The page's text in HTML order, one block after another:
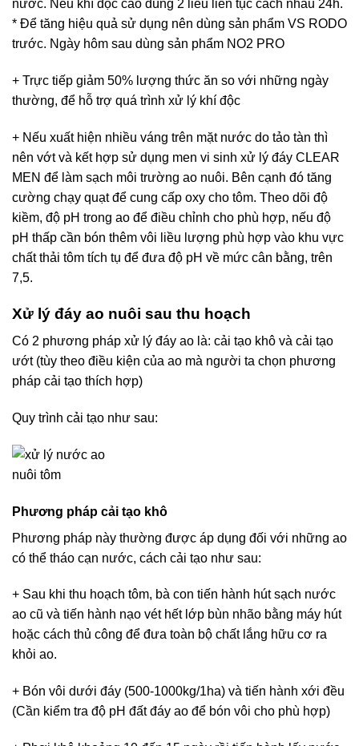
nước. Nếu khí độc cao dùng 2 liều liên tục cách nhau 24h.
* Để tăng hiệu quả sử dụng nên dùng sản phẩm VS RODO
trước. Ngày hôm sau dùng sản phẩm NO2 PRO
+ Trực tiếp giảm 50% lượng thức ăn so với những ngày
thường, để hỗ trợ quá trình xử lý khí độc
+ Nếu xuất hiện nhiều váng trên mặt nước do tảo tàn thì
nên vớt và kết hợp sử dụng men vi sinh xử lý đáy CLEAR
MEN để làm sạch môi trường ao nuôi. Bên cạnh đó tăng
cường chạy quạt để cung cấp oxy cho tôm. Theo dõi độ
kiềm, độ pH trong ao để điều chỉnh cho phù hợp, nếu độ
pH thấp cần bón thêm vôi liều lượng phù hợp vào khu vực
chất thải tôm tích tụ để đưa độ pH về mức cân bằng, trên
7,5.
Xử lý đáy ao nuôi sau thu hoạch
Có 2 phương pháp xử lý đáy ao là: cải tạo khô và cải tạo
ướt (tùy theo điều kiện của ao mà người ta chọn phương
pháp cải tạo thích hợp)
Quy trình cải tạo như sau:
Phương pháp cải tạo khô
Phương pháp này thường được áp dụng đối với những ao
có thể tháo cạn nước, cách cải tạo như sau:
+ Sau khi thu hoạch tôm, bà con tiến hành hút sạch nước
ao cũ và tiến hành nạo vét hết lớp bùn nhão bằng máy hút
hoặc cách thủ công để đưa toàn bộ chất lắng hữu cơ ra
khỏi ao.
+ Bón vôi dưới đáy (500-1000kg/1ha) và tiến hành xới đều
(Cần kiểm tra độ pH đất đáy ao để bón vôi cho phù hợp)